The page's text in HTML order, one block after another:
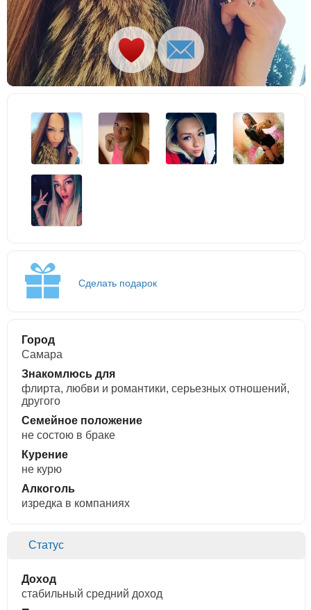
Сделать подарок
Город
Самара
Знакомлюсь для
флирта, любви и романтики, cерьезных отношений,
другого
Семейное положение
не состою в браке
Курение
не курю
Алкоголь
изредка в компаниях
Статус
Доход
стабильный средний доход